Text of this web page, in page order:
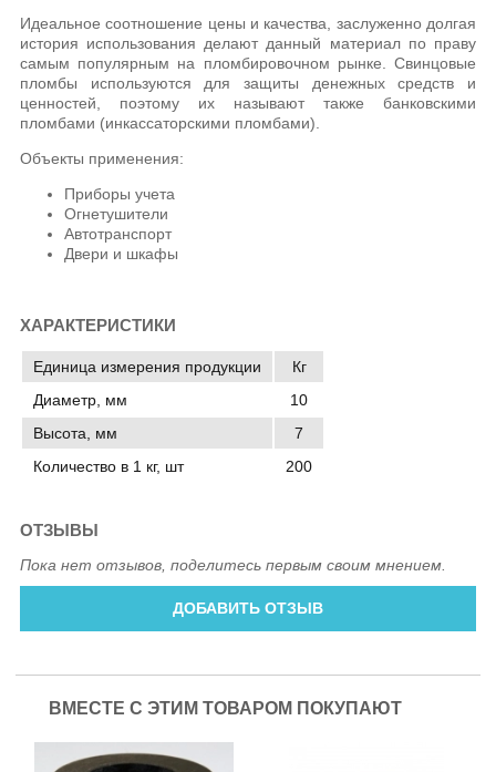
Идеальное соотношение цены и качества, заслуженно долгая
история использования делают данный материал по праву
самым популярным на пломбировочном рынке. Свинцовые
пломбы используются для защиты денежных средств и
ценностей, поэтому их называют также банковскими
пломбами (инкассаторскими пломбами).
Объекты применения:
Приборы учета
Огнетушители
Автотранспорт
Двери и шкафы
ХАРАКТЕРИСТИКИ
Единица измерения продукции
Кг
Диаметр, мм
10
Высота, мм
7
Количество в 1 кг, шт
200
ОТЗЫВЫ
Пока нет отзывов, поделитесь первым своим мнением.
ДОБАВИТЬ ОТЗЫВ
ВМЕСТЕ С ЭТИМ ТОВАРОМ ПОКУПАЮТ